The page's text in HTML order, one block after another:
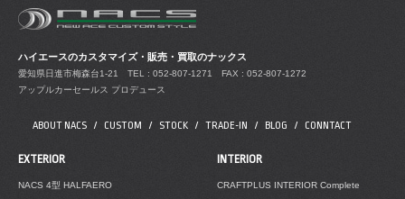
ハイエースのカスタマイズ・販売・買取のナックス
愛知県日進市梅森台1-21 TEL : 052-807-1271 FAX : 052-807-1272
アップルカーセールス プロデュース
ABOUT NACS CUSTOM STOCK TRADE-IN BLOG CONNTACT
EXTERIOR
NACS 4型 HALFAERO
INTERIOR
CRAFTPLUS INTERIOR Complete